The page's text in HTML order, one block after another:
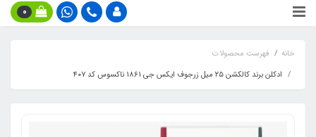
0
خانه
فهرست محصولات
ادکلن برند کالکشن ٢۵ میل زرجوف ایکس جی 1861 ناکسوس کد ۴٠٧